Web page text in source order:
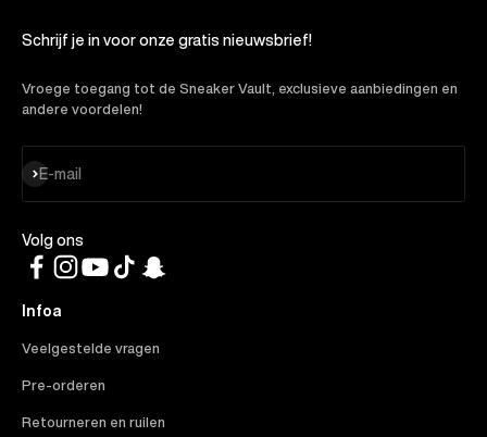
Schrijf je in voor onze gratis nieuwsbrief!
Vroege toegang tot de Sneaker Vault, exclusieve aanbiedingen en
andere voordelen!
E-mail
Abonneren
Volg ons
Infoa
Veelgestelde vragen
Pre-orderen
Retourneren en ruilen